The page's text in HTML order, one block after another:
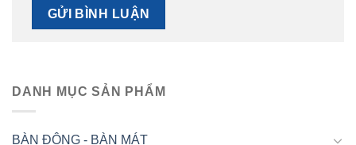
DANH MỤC SẢN PHẨM
BÀN ĐÔNG - BÀN MÁT